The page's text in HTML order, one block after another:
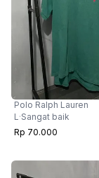
Polo Ralph Lauren
L·Sangat baik
Rp 70.000